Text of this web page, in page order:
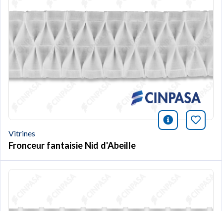
icono
Vitrines
Fronceur fantaisie Nid d'Abeille